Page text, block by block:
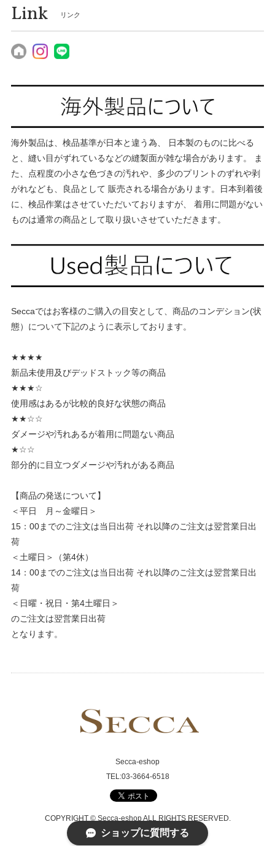
Link リンク
海外製品は、検品基準が日本と違う為、 日本製のものに比べる
と、縫い目がずれているなどの縫製面が雑な場合があります。 ま
た、点程度の小さな色づきの汚れや、多少のプリントのずれや剥
がれなども、良品として 販売される場合があります。日本到着後
に、検品作業はさせていただいておりますが、 着用に問題がない
ものは通常の商品として取り扱いさせていただきます。
Seccaではお客様のご購入の目安として、商品のコンデション(状
態）について下記のように表示しております。
★★★★
新品未使用及びデッドストック等の商品
★★★☆
使用感はあるが比較的良好な状態の商品
★★☆☆
ダメージや汚れあるが着用に問題ない商品
★☆☆
部分的に目立つダメージや汚れがある商品
【商品の発送について】
＜平日 月～金曜日＞
15：00までのご注文は当日出荷 それ以降のご注文は翌営業日出
荷
＜土曜日＞（第4休）
14：00までのご注文は当日出荷 それ以降のご注文は翌営業日出
荷
＜日曜・祝日・第4土曜日＞
のご注文は翌営業日出荷
となります。
Secca-eshop
TEL:03-3664-6518
COPYRIGHT © Secca-eshop ALL RIGHTS RESERVED.
ショップに質問する